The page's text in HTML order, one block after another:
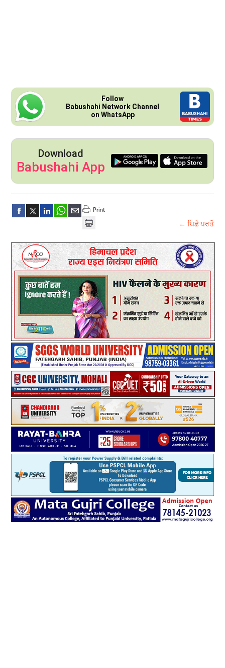
Follow
Babushahi Network Channel
on WhatsApp
Download
Babushahi App
← ਪਿਛੇ ਪਰਤੋ